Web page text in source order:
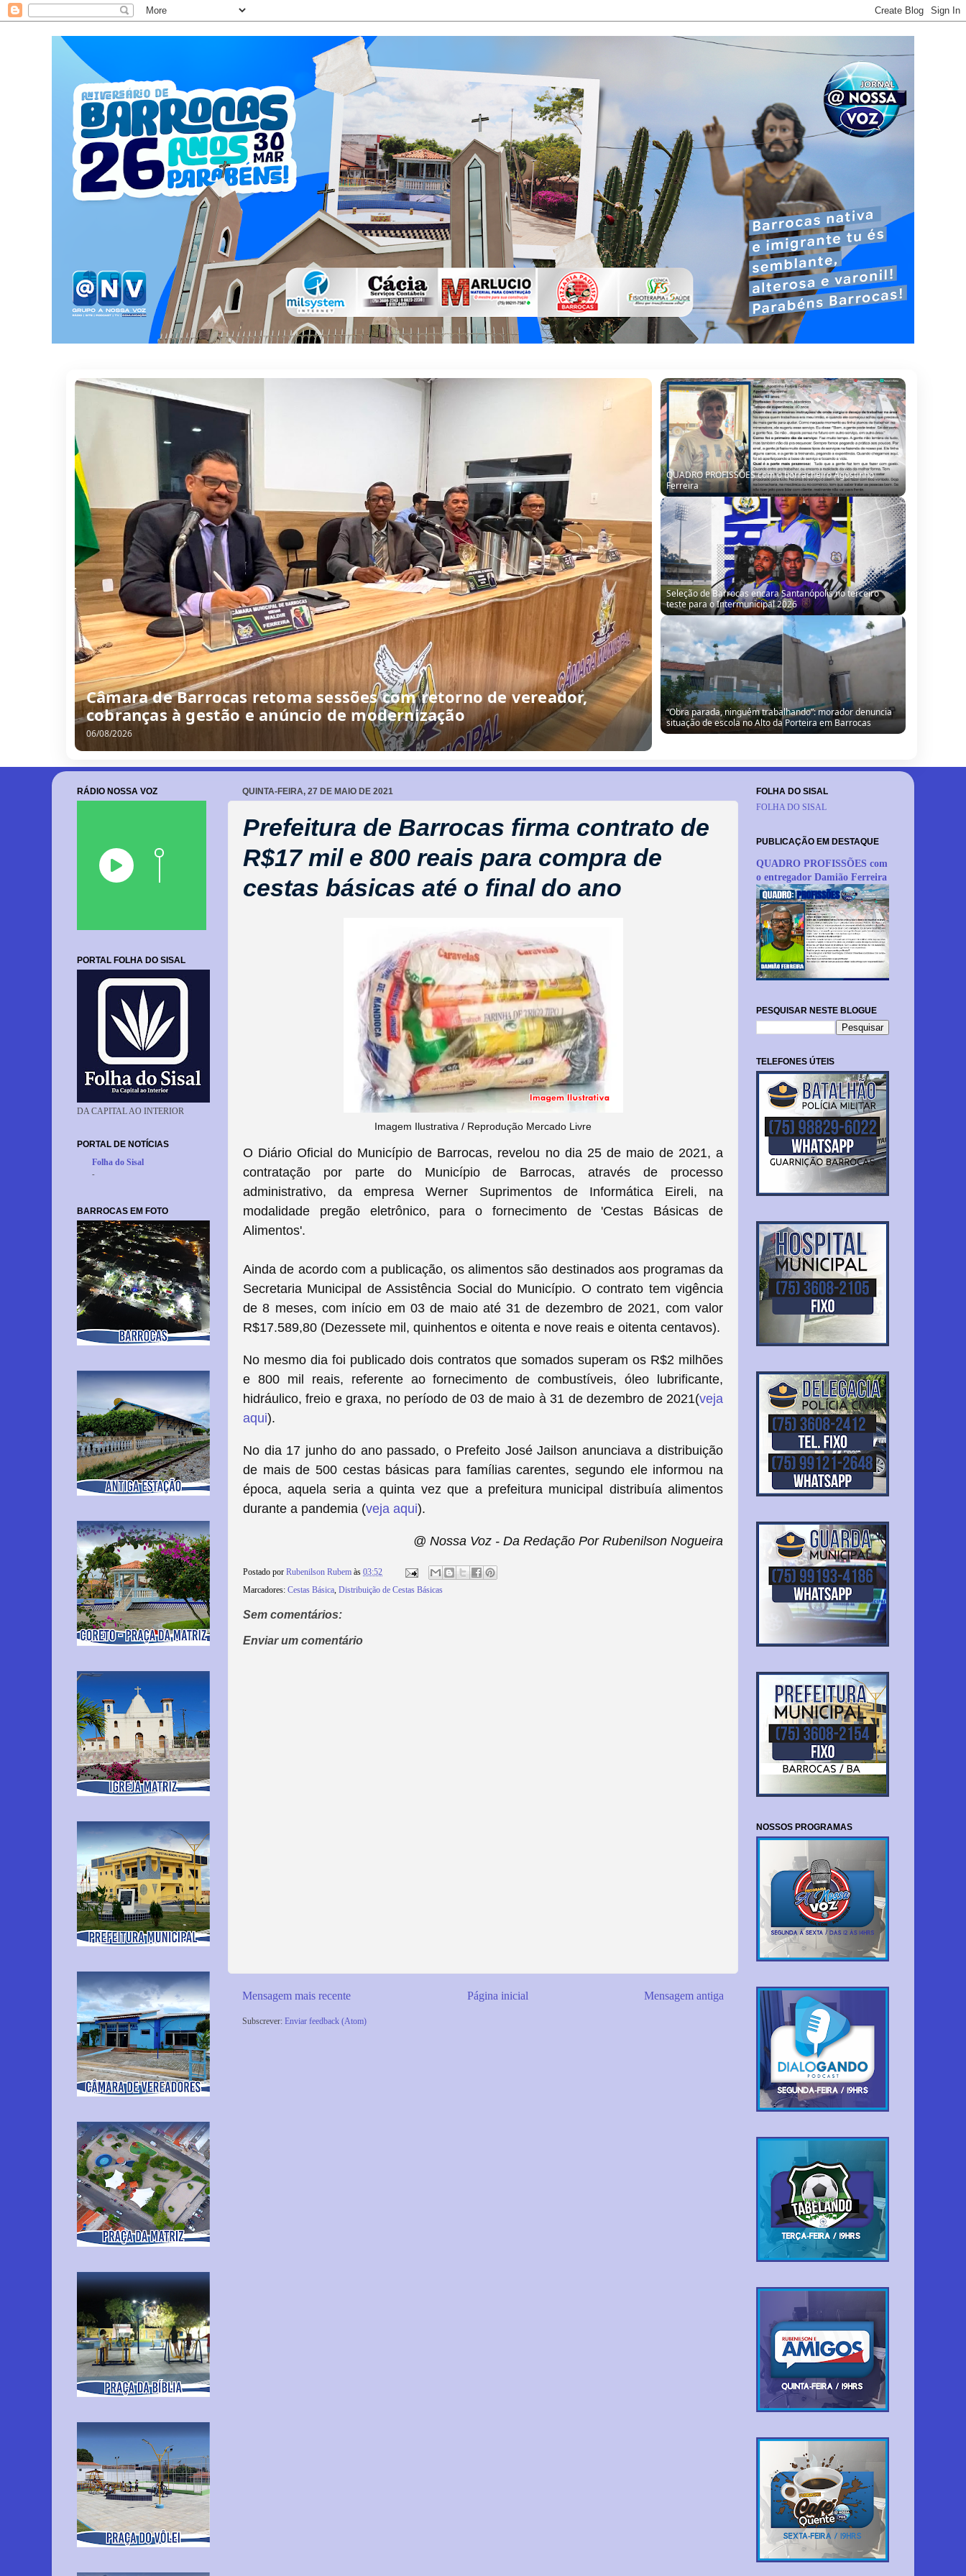
Câmara de Barrocas retoma sessões com retorno de vereador,
cobranças à gestão e anúncio de modernização
06/08/2026
QUADRO PROFISSÕES com o borracheiro Agostinho
Ferreira
Seleção de Barrocas encara Santanópolis no terceiro
teste para o Intermunicipal 2026
“Obra parada, ninguém trabalhando”: morador denuncia
situação de escola no Alto da Porteira em Barrocas
QUINTA-FEIRA, 27 DE MAIO DE 2021
Prefeitura de Barrocas firma contrato de
R$17 mil e 800 reais para compra de
cestas básicas até o final do ano
Imagem Ilustrativa / Reprodução Mercado Livre
O Diário Oficial do Município de Barrocas, revelou no dia 25 de maio de 2021, a
contratação por parte do Município de Barrocas, através de processo
administrativo, da empresa Werner Suprimentos de Informática Eireli, na
modalidade pregão eletrônico, para o fornecimento de 'Cestas Básicas de
Alimentos'.
Ainda de acordo com a publicação, os alimentos são destinados aos programas da
Secretaria Municipal de Assistência Social do Município. O contrato tem vigência
de 8 meses, com início em 03 de maio até 31 de dezembro de 2021, com valor
R$17.589,80 (Dezessete mil, quinhentos e oitenta e nove reais e oitenta centavos).
No mesmo dia foi publicado dois contratos que somados superam os R$2 milhões
e 800 mil reais, referente ao fornecimento de combustíveis, óleo lubrificante,
hidráulico, freio e graxa, no período de 03 de maio à 31 de dezembro de 2021(veja
aqui).
No dia 17 junho do ano passado, o Prefeito José Jailson anunciava a distribuição
de mais de 500 cestas básicas para famílias carentes, segundo ele informou na
época, aquela seria a quinta vez que a prefeitura municipal distribuía alimentos
durante a pandemia (veja aqui).
@ Nossa Voz - Da Redação Por Rubenilson Nogueira
Postado por Rubenilson Rubem às 03:52
Marcadores: Cestas Básica, Distribuição de Cestas Básicas
Sem comentários:
Enviar um comentário
Mensagem mais recente Mensagem antiga
Página inicial
Subscrever: Enviar feedback (Atom)
RÁDIO NOSSA VOZ
PORTAL FOLHA DO SISAL
DA CAPITAL AO INTERIOR
PORTAL DE NOTÍCIAS
Folha do Sisal
-
BARROCAS EM FOTO
FOLHA DO SISAL
FOLHA DO SISAL
PUBLICAÇÃO EM DESTAQUE
QUADRO PROFISSÕES com
o entregador Damião Ferreira
PESQUISAR NESTE BLOGUE
TELEFONES ÚTEIS
NOSSOS PROGRAMAS